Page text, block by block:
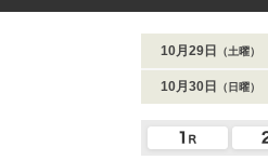
10月29日 （土曜）
10月30日 （日曜）